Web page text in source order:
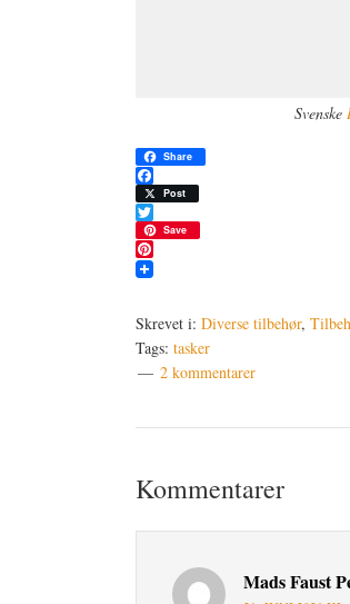
Svenske
Share
Facebook
Post
Twitter
Save
Pinterest
Skrevet i: Diverse tilbehør,
Tags: tasker
2 kommentarer
Kommentarer
Mads Faust